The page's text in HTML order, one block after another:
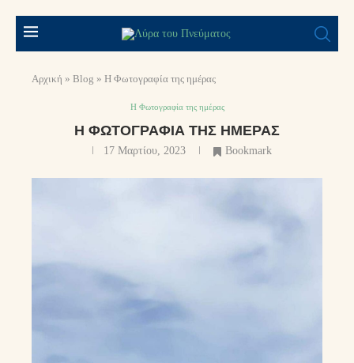
Αρχική » Blog » Η Φωτογραφία της ημέρας
Η Φωτογραφία της ημέρας
Η ΦΩΤΟΓΡΑΦΊΑ ΤΗΣ ΗΜΈΡΑΣ
17 Μαρτίου, 2023 Bookmark